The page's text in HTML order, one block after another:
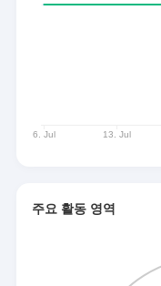
주요 활동 영역